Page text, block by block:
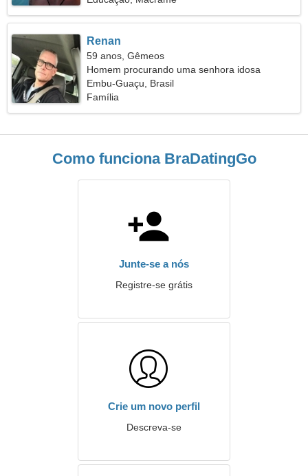
Renan
59 anos, Gêmeos
Homem procurando uma senhora idosa
Embu-Guaçu, Brasil
Família
Como funciona BraDatingGo
Junte-se a nós
Registre-se grátis
Crie um novo perfil
Descreva-se